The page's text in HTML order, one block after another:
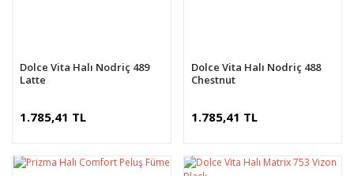
Dolce Vita Halı Nodriç 489
Latte
1.785,41 TL
Dolce Vita Halı Nodriç 488
Chestnut
1.785,41 TL